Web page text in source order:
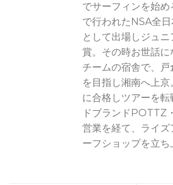
でサーフィンを始
で行われたNSA全
として出場しジュ
賞。その時お世話
チームの宿舎で、
を目指し湘南へ上
に合格しツアーを
ドブランドPOTTZ
営業を経て、ライ
ーフショップを立ち